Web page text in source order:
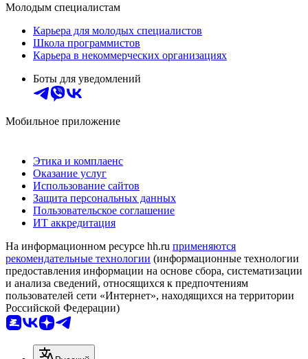
Молодым специалистам
Карьера для молодых специалистов
Школа программистов
Карьера в некоммерческих организациях
Боты для уведомлений
Мобильное приложение
Этика и комплаенс
Оказание услуг
Использование сайтов
Защита персональных данных
Пользовательское соглашение
ИТ аккредитация
На информационном ресурсе hh.ru применяются
рекомендательные технологии (информационные технологии
предоставления информации на основе сбора, систематизации
и анализа сведений, относящихся к предпочтениям
пользователей сети «Интернет», находящихся на территории
Российской Федерации)